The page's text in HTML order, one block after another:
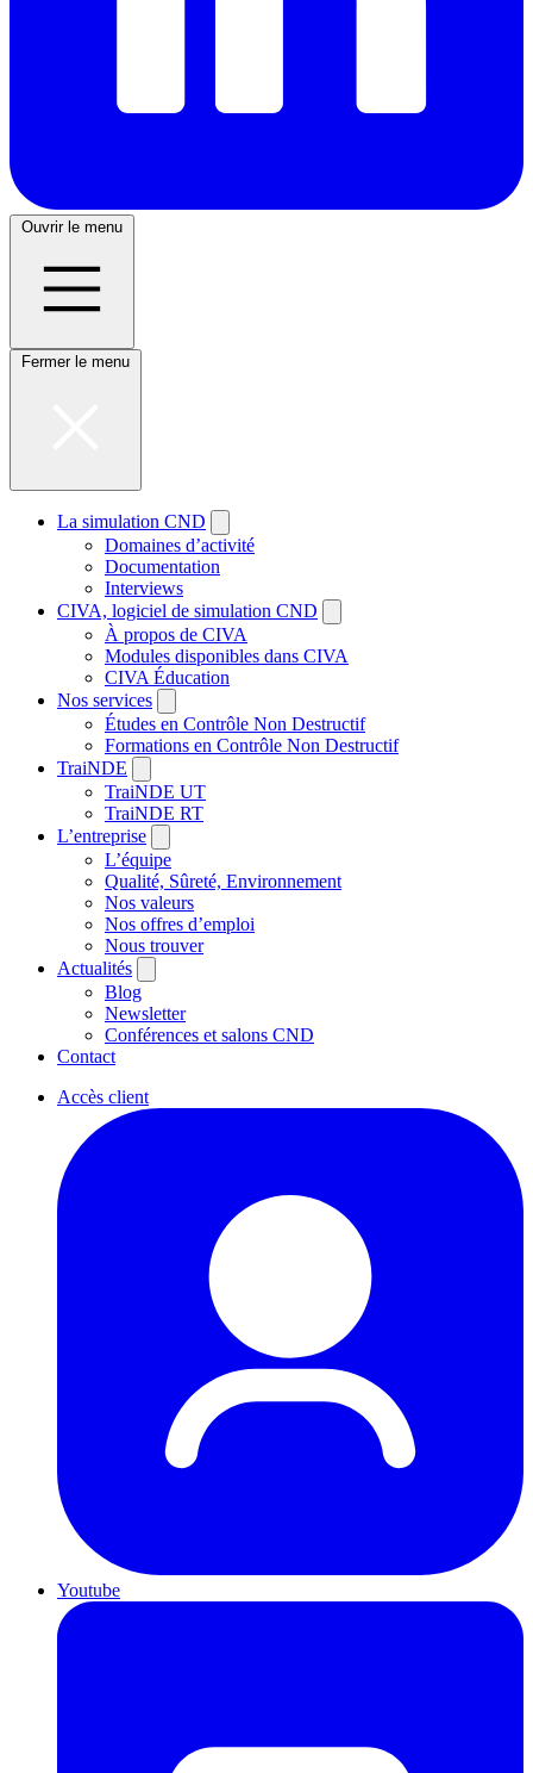
Ouvrir le menu
Fermer le menu
La simulation CND
Domaines d’activité
Documentation
Interviews
CIVA, logiciel de simulation CND
À propos de CIVA
Modules disponibles dans CIVA
CIVA Éducation
Nos services
Études en Contrôle Non Destructif
Formations en Contrôle Non Destructif
TraiNDE
TraiNDE UT
TraiNDE RT
L’entreprise
L’équipe
Qualité, Sûreté, Environnement
Nos valeurs
Nos offres d’emploi
Nous trouver
Actualités
Blog
Newsletter
Conférences et salons CND
Contact
Accès client
Youtube